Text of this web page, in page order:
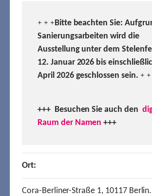
+ + +Bitte beachten Sie:
Sanierungsarbeiten wird die
Ausstellung unter dem
12. Januar 2026 bis
April 2026 geschlossen sein. + +
+++ Besuchen Sie auch den
Raum der Namen +++
Ort:
Cora-Berliner-Straße 1, 10117